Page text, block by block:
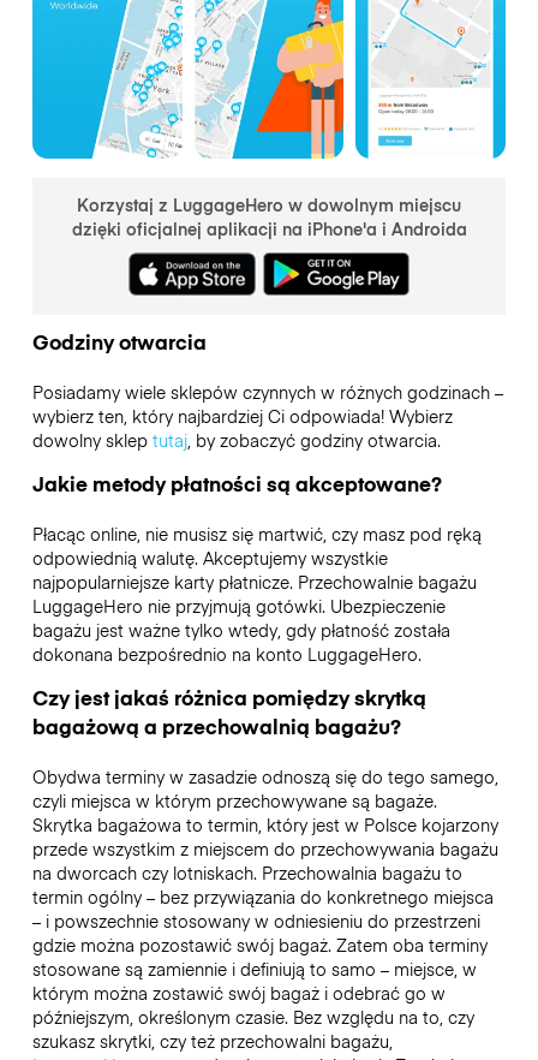
Korzystaj z LuggageHero w dowolnym miejscu
dzięki oficjalnej aplikacji na iPhone'a i Androida
Godziny otwarcia
Posiadamy wiele sklepów czynnych w różnych godzinach –
wybierz ten, który najbardziej Ci odpowiada! Wybierz
dowolny sklep tutaj, by zobaczyć godziny otwarcia.
Jakie metody płatności są akceptowane?
Płacąc online, nie musisz się martwić, czy masz pod ręką
odpowiednią walutę. Akceptujemy wszystkie
najpopularniejsze karty płatnicze. Przechowalnie bagażu
LuggageHero nie przyjmują gotówki. Ubezpieczenie
bagażu jest ważne tylko wtedy, gdy płatność została
dokonana bezpośrednio na konto LuggageHero.
Czy jest jakaś różnica pomiędzy skrytką
bagażową a przechowalnią bagażu?
Obydwa terminy w zasadzie odnoszą się do tego samego,
czyli miejsca w którym przechowywane są bagaże.
Skrytka bagażowa to termin, który jest w Polsce kojarzony
przede wszystkim z miejscem do przechowywania bagażu
na dworcach czy lotniskach. Przechowalnia bagażu to
termin ogólny – bez przywiązania do konkretnego miejsca
– i powszechnie stosowany w odniesieniu do przestrzeni
gdzie można pozostawić swój bagaż. Zatem oba terminy
stosowane są zamiennie i definiują to samo – miejsce, w
którym można zostawić swój bagaż i odebrać go w
późniejszym, określonym czasie. Bez względu na to, czy
szukasz skrytki, czy też przechowalni bagażu,